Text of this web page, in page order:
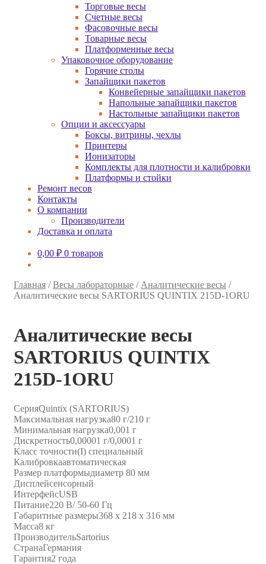
Торговые весы
Счетные весы
Фасовочные весы
Товарные весы
Платформенные весы
Упаковочное оборудование
Горячие столы
Запайщики пакетов
Конвейерные запайщики пакетов
Напольные запайщики пакетов
Настольные запайщики пакетов
Опции и аксессуары
Боксы, витрины, чехлы
Принтеры
Ионизаторы
Комплекты для плотности и калибровки
Платформы и стойки
Ремонт весов
Контакты
О компании
Производители
Доставка и оплата
0,00 ₽ 0 товаров
Главная /Весы лабораторные / Аналитические весы /
Аналитические весы SARTORIUS QUINTIX 215D-1ORU
Аналитические весы
SARTORIUS QUINTIX
215D-1ORU
СерияQuintix (SARTORIUS)
Максимальная нагрузка80 г/210 г
Минимальная нагрузка0,001 г
Дискретность0,00001 г/0,0001 г
Класс точности(I) специальный
Калибровкаавтоматическая
Размер платформыдиаметр 80 мм
Дисплейсенсорный
ИнтерфейсUSB
Питание220 В/ 50-60 Гц
Габаритные размеры368 х 218 х 316 мм
Масса8 кг
ПроизводительSartorius
СтранаГермания
Гарантия2 года